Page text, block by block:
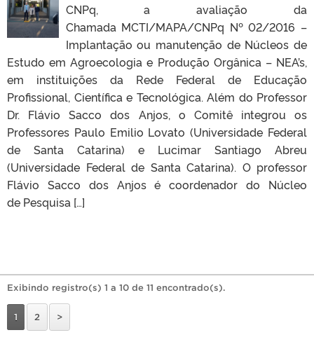
CNPq, a avaliação da
Chamada MCTI/MAPA/CNPq Nº 02/2016 –
Implantação ou manutenção de Núcleos de
Estudo em Agroecologia e Produção Orgânica – NEA’s,
em instituições da Rede Federal de Educação
Profissional, Científica e Tecnológica. Além do Professor
Dr. Flávio Sacco dos Anjos, o Comitê integrou os
Professores Paulo Emilio Lovato (Universidade Federal
de Santa Catarina) e Lucimar Santiago Abreu
(Universidade Federal de Santa Catarina). O professor
Flávio Sacco dos Anjos é coordenador do Núcleo
de Pesquisa […]
Exibindo registro(s) 1 a 10 de 11 encontrado(s).
1 2 >